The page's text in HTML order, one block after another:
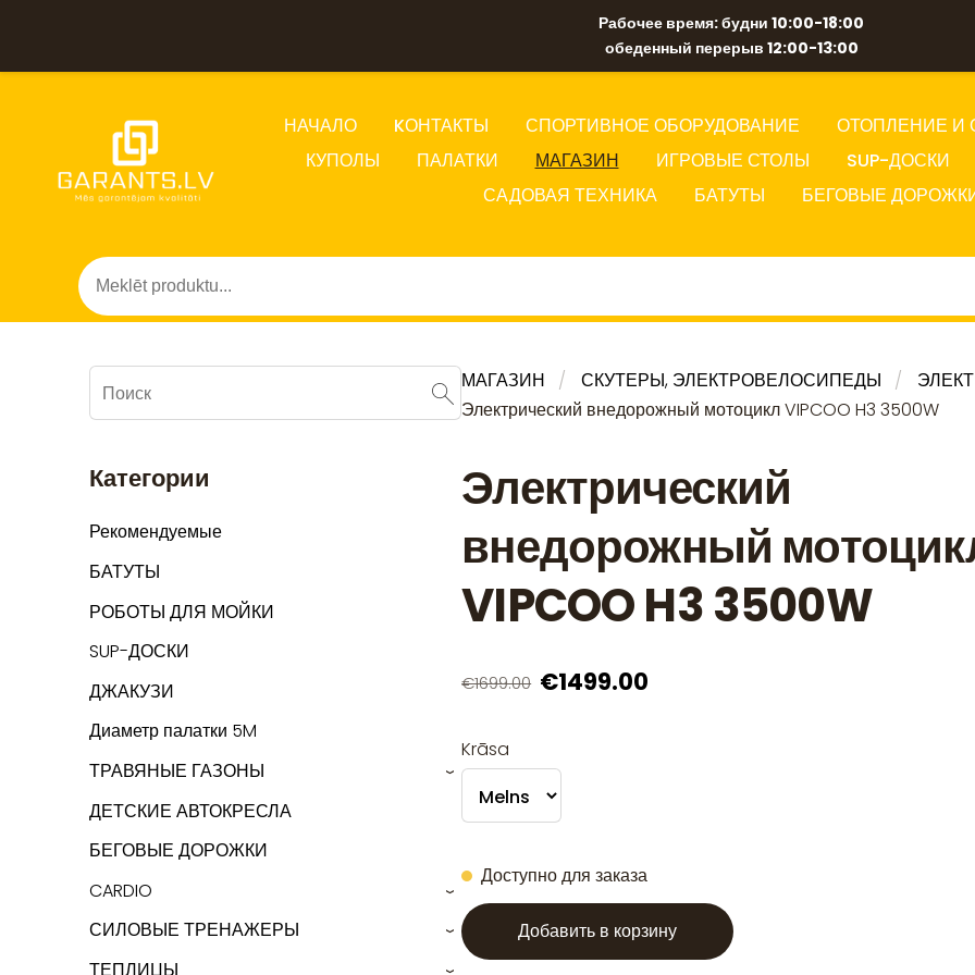
Рабочее время: будни 10:00-18:00
обеденный перерыв 12:00-13:00
НАЧАЛО KОНТАКТЫ СПОРТИВНОЕ ОБОРУДОВАНИЕ
ОТОПЛЕНИЕ И
КУПОЛЫ
ПАЛАТКИ МАГАЗИН ИГРОВЫЕ СТОЛЫ
SUP-ДОСКИ
САДОВАЯ ТЕХНИКА
БАТУТЫ БЕГОВЫЕ
Категории
Рекомендуемые
БАТУТЫ
РОБОТЫ ДЛЯ МОЙКИ
SUP-ДОСКИ
ДЖАКУЗИ
Диаметр палатки 5M
ТРАВЯНЫЕ ГАЗОНЫ
›
ДЕТСКИЕ АВТОКРЕСЛА
БЕГОВЫЕ ДОРОЖКИ
CARDIO
›
СИЛОВЫЕ ТРЕНАЖЕРЫ ›
ТЕПЛИЦЫ ›
МАГАЗИН СКУТЕРЫ, ЭЛЕКТРОВЕЛОСИПЕДЫ
Электрический внедорожный мотоцикл VIPCOO H3 3500W
Электрический
внедорожный
VIPCOO H3 3500W
€1699.00 €1499.00
Krāsa
Доступно для заказа
Добавить в корзину